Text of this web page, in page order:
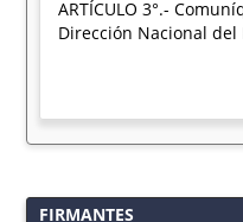
ARTÍCULO 3°.-
Dirección Nacional del
FIRMANTES